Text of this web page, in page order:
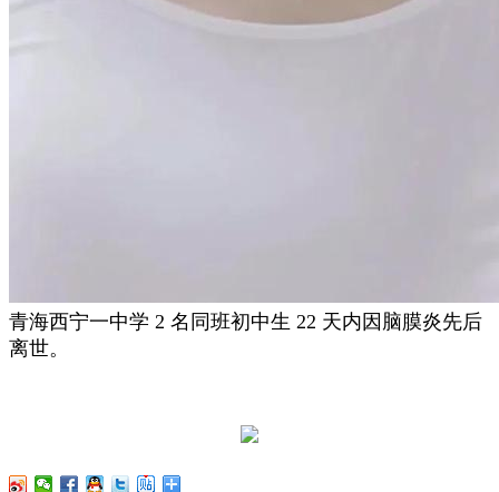
青海西宁一中学 2 名同班初中生 22 天内因脑膜炎先后
离世。